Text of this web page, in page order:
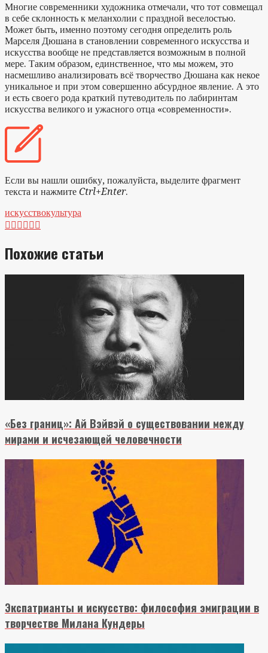
Многие современники художника отмечали, что тот совмещал
в себе склонность к меланхолии с праздной веселостью.
Может быть, именно поэтому сегодня определить роль
Марселя Дюшана в становлении современного искусства и
искусства вообще не представляется возможным в полной
мере. Таким образом, единственное, что мы можем, это
насмешливо анализировать всё творчество Дюшана как некое
уникальное и при этом совершенно абсурдное явление. А это
и есть своего рода краткий путеводитель по лабиринтам
искусства великого и ужасного отца «современности».
Если вы нашли ошибку, пожалуйста, выделите фрагмент
текста и нажмите Ctrl+Enter.
искусствокультура

Похожие статьи
«Без границ»: Ай Вэйвэй о существовании между
мирами и исчезающей человечности
Экспатрианты и искусство: философия эмиграции в
творчестве Милана Кундеры